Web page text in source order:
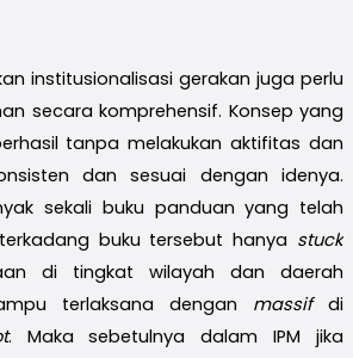
institusionalisasi gerakan juga perlu
secara komprehensif. Konsep yang
tanpa melakukan aktifitas dan
dan sesuai dengan idenya.
sekali buku panduan yang telah
buku tersebut hanya stuck
di tingkat wilayah dan daerah
terlaksana dengan massifdi
. Maka sebetulnya dalam IPM jika